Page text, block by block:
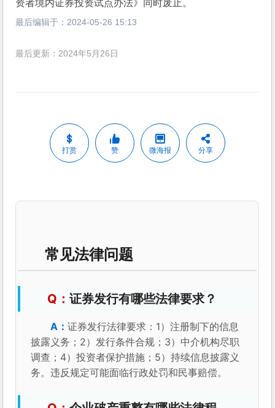
资者境内证券投资试点办法》同时废止。
最后编辑于： 2024-05-26 15:13
最后更新：2024年5月26日
打赏 赞 微海报 分享
常见法律问题
证券发行有哪些法律要求？
证券发行法律要求：1）注册制下的信息
披露义务；2）发行条件合规；3）中介机构尽职
调查；4）投资者保护措施；5）持续信息披露义
务。违反规定可能面临行政处罚和民事赔偿。